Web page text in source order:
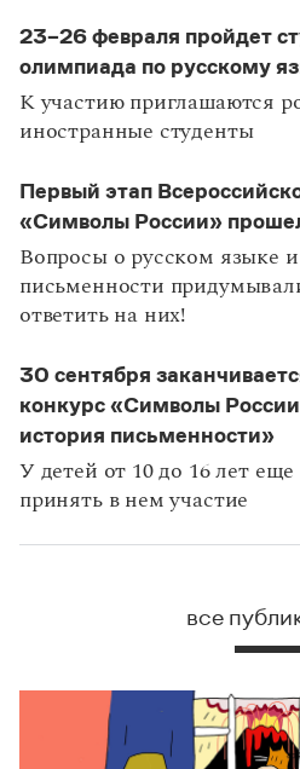
23–26 февраля пройдет
олимпиада по русскому
К участию приглашаются
иностранные студенты
Первый этап
«Символы России»
Вопросы о русском языке
письменности
ответить на них!
30 сентября
конкурс «Символы
история письменности»
У детей от 10 до 16 лет
принять в нем участие
все